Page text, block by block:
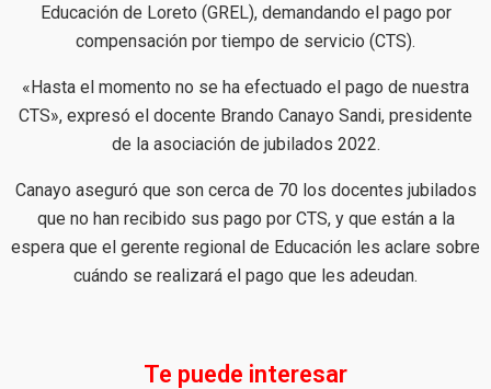
Educación de Loreto (GREL), demandando el pago por
compensación por tiempo de servicio (CTS).
«Hasta el momento no se ha efectuado el pago de nuestra
CTS», expresó el docente Brando Canayo Sandi, presidente
de la asociación de jubilados 2022.
Canayo aseguró que son cerca de 70 los docentes jubilados
que no han recibido sus pago por CTS, y que están a la
espera que el gerente regional de Educación les aclare sobre
cuándo se realizará el pago que les adeudan.
Te puede interesar